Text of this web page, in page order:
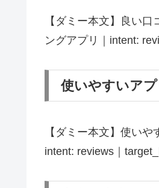
【ダミー本文】良い
ングアプリ｜intent:
使いやすいア
【ダミー本文】使い
intent: reviews｜